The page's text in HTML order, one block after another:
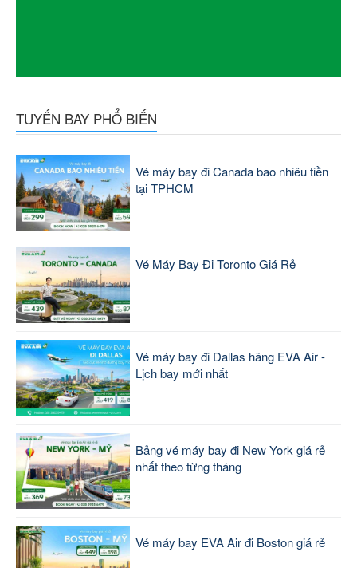
TUYẾN BAY PHỔ BIẾN
Vé máy bay đi Canada bao nhiêu tiền
tại TPHCM
Vé Máy Bay Đi Toronto Giá Rẻ
Vé máy bay đi Dallas hãng EVA Air -
Lịch bay mới nhất
Bảng vé máy bay đi New York giá rẻ
nhất theo từng tháng
Vé máy bay EVA Air đi Boston giá rẻ